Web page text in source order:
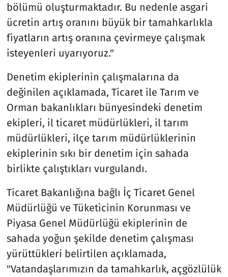
bölümü oluşturmaktadır. Bu nedenle asgari
ücretin artış oranını büyük bir tamahkarlıkla
fiyatların artış oranına çevirmeye çalışmak
isteyenleri uyarıyoruz."
Denetim ekiplerinin çalışmalarına da
değinilen açıklamada, Ticaret ile Tarım ve
Orman bakanlıkları bünyesindeki denetim
ekipleri, il ticaret müdürlükleri, il tarım
müdürlükleri, ilçe tarım müdürlüklerinin
ekiplerinin sıkı bir denetim için sahada
birlikte çalıştıkları vurgulandı.
Ticaret Bakanlığına bağlı İç Ticaret Genel
Müdürlüğü ve Tüketicinin Korunması ve
Piyasa Genel Müdürlüğü ekiplerinin de
sahada yoğun şekilde denetim çalışması
yürüttükleri belirtilen açıklamada,
"Vatandaşlarımızın da tamahkarlık, açgözlülük